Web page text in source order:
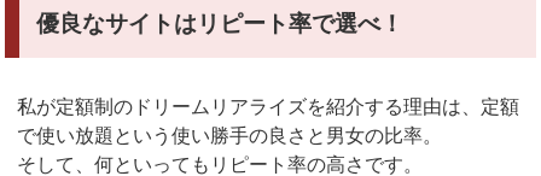
優良なサイトはリピート率で選べ！
私が定額制のドリームリアライズを紹介する理由は、定額
で使い放題という使い勝手の良さと男女の比率。
そして、何といってもリピート率の高さです。